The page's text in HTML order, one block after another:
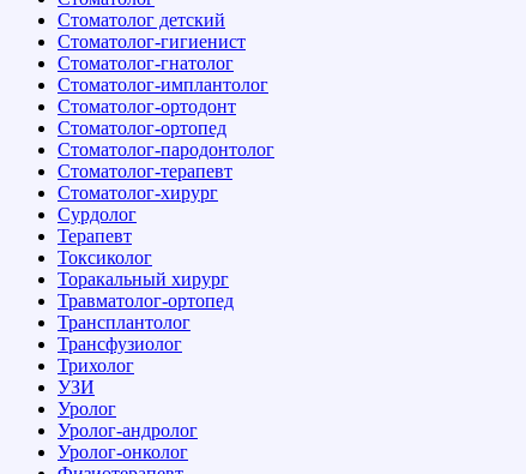
Стоматолог детский
Стоматолог-гигиенист
Стоматолог-гнатолог
Стоматолог-имплантолог
Стоматолог-ортодонт
Стоматолог-ортопед
Стоматолог-пародонтолог
Стоматолог-терапевт
Стоматолог-хирург
Сурдолог
Терапевт
Токсиколог
Торакальный хирург
Травматолог-ортопед
Трансплантолог
Трансфузиолог
Трихолог
УЗИ
Уролог
Уролог-андролог
Уролог-онколог